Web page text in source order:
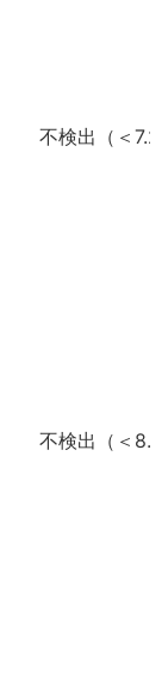
不検出（＜7.2
不検出（＜8.0